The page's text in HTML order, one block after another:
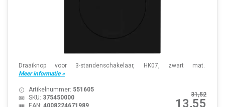
Draaiknop voor 3-standenschakelaar, HK07, zwart mat.
Meer informatie »
31,52
13,55
Artikelnummer: 551605
SKU: 375450000
EAN: 4008224671989